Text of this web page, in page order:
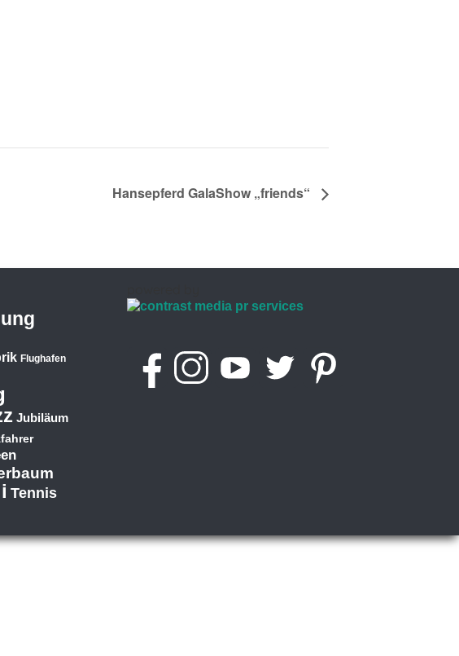
Hansepferd GalaShow „friends“
Flughafen
Jubiläum
Tennis